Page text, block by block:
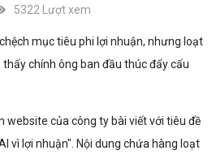
5322 Lượt xem
mục tiêu phi lợi nhuận, nhưng loạt
chính ông ban đầu thúc đẩy cấu
website của công ty bài viết với tiêu đề
vì lợi nhuận". Nội dung chứa hàng loạt